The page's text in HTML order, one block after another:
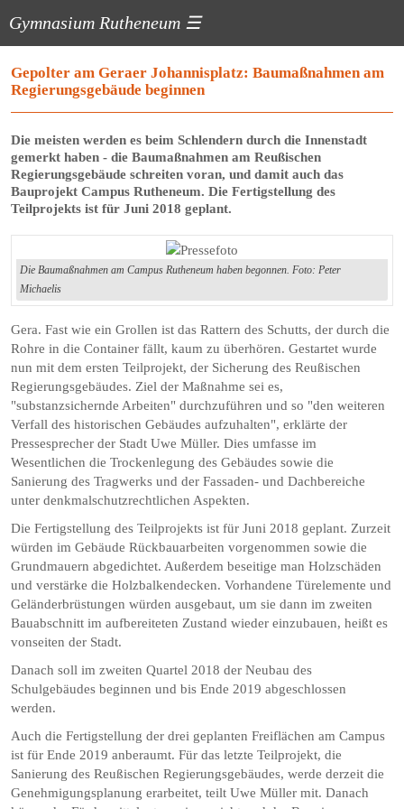
Gymnasium Rutheneum ☰
Gepolter am Geraer Johannisplatz: Baumaßnahmen am
Regierungsgebäude beginnen
Die meisten werden es beim Schlendern durch die ­Innenstadt
gemerkt haben - die Baumaßnahmen am Reußischen
Regierungsgebäude schreiten voran, und damit auch das
Bauprojekt Campus Rutheneum. Die Fertigstellung des
Teilprojekts ist für Juni 2018 geplant.
Die Baumaßnahmen am Campus Rutheneum haben begonnen. Foto: Peter
Michaelis
Gera. Fast wie ein Grollen ist das Rattern des Schutts, der durch die
Rohre in die Container fällt, kaum zu überhören. Gestartet wurde
nun mit dem ersten Teilprojekt, der Sicherung des Reußischen
Regierungsgebäudes. Ziel der Maßnahme sei es,
"substanzsichernde Arbeiten" durchzuführen und so "den weiteren
Verfall des historischen Gebäudes aufzuhalten", erklärte der
Pressesprecher der Stadt Uwe Müller. Dies umfasse im
Wesentlichen die Trockenlegung des Gebäudes sowie die
Sanierung des Tragwerks und der Fassaden- und Dachbereiche
unter denkmalschutzrechtlichen Aspekten.
Die Fertigstellung des Teilprojekts ist für Juni 2018 geplant. Zurzeit
würden im Gebäude Rückbauarbeiten vorgenommen sowie die
Grundmauern abgedichtet. Außerdem beseitige man Holzschäden
und verstärke die Holzbalkendecken. Vorhandene Türelemente und
Geländerbrüstungen würden ausgebaut, um sie dann im zweiten
Bauabschnitt im aufbereiteten Zustand wieder einzubauen, heißt es
vonseiten der Stadt.
Danach soll im zweiten Quartel 2018 der Neubau des
Schulgebäudes beginnen und bis Ende 2019 abgeschlossen
werden.
Auch die Fertigstellung der drei geplanten Freiflächen am Campus
ist für Ende 2019 anberaumt. Für das letzte Teilprojekt, die
Sanierung des Reußischen Regierungsgebäudes, werde derzeit die
Genehmigungsplanung erarbeitet, teilt Uwe Müller mit. Danach